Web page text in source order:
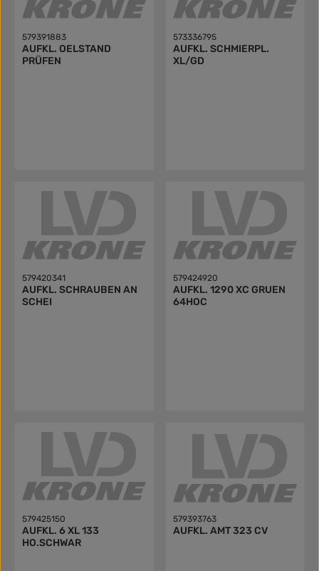
579391883
AUFKL. OELSTAND
PRÜFEN
573336795
AUFKL. SCHMIERPL.
XL/GD
579420341
AUFKL. SCHRAUBEN AN
SCHEI
579424920
AUFKL. 1290 XC GRUEN
64HOC
579425150
AUFKL. 6 XL 133
HO.SCHWAR
579393763
AUFKL. AMT 323 CV